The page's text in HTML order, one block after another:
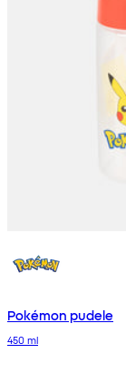
Pokémon pudele
450 ml